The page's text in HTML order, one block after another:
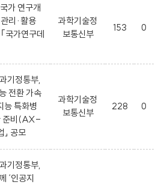
국가 연구개
리·활용
국가연구데
과학기술정
보통신부
153 0
과기정통부,
전환 가속
능 특화병
준비(AX-
공모
과학기술정
보통신부
228 0
과기정통부,
‘인공지